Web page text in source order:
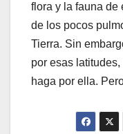
flora y la fauna de
de los pocos
Tierra. Sin
por esas
haga por ella.